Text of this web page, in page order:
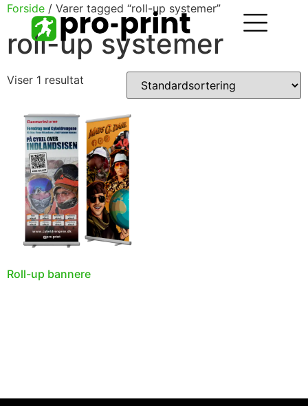
Forside / Varer tagged “roll-up systemer”
roll-up systemer
Viser 1 resultat
Roll-up bannere